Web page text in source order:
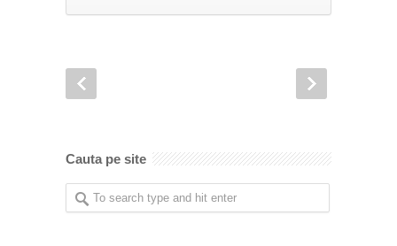
Cauta pe site